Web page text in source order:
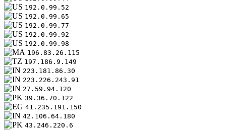
192.0.99.52
192.0.99.65
192.0.99.77
192.0.99.92
192.0.99.98
196.83.26.115
197.186.9.149
223.181.86.30
223.226.243.91
27.59.94.120
39.36.70.122
41.235.191.150
42.106.64.180
43.246.220.6